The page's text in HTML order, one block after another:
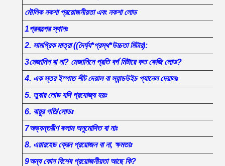
মৌলিক নকশা প্রয়োজনীয়তা এবং নকশা লোড
1প্রকল্পের স্থানঃ
2. সামগ্রিক মাত্রা ((দৈর্ঘ্য*প্রস্থ*উচ্চতা মিটার):
3মেজানিন বা না? মেজানিনে প্রতি বর্গ মিটারে কত কেজি লোড?
4. এক স্তর ইস্পাত শীট দেয়াল বা স্যান্ডউইচ প্যানেল দেয়ালঃ
5. তুষার লোড যদি প্রযোজ্য হয়ঃ
6. বায়ুর গতি/লোডঃ
7অভ্যন্তরীণ কলাম অনুমোদিত বা নাঃ
8. এয়ারহেড ক্রেন প্রয়োজন বা না, ক্ষমতাঃ
9অন্য কোন বিশেষ প্রয়োজনীয়তা আছে কি?